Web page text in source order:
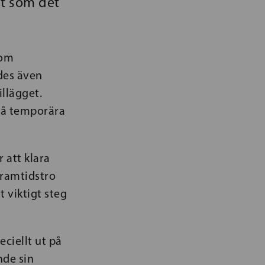
även
temporära
att klara
viktigt steg
ut på
sin